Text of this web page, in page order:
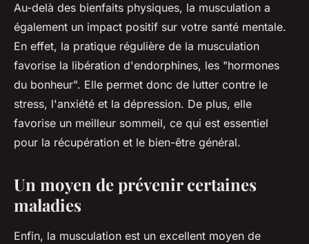
Au-delà des bienfaits physiques, la musculation a
également un impact positif sur votre santé mentale.
En effet, la pratique régulière de la musculation
favorise la libération d'endorphines, les "hormones
du bonheur". Elle permet donc de lutter contre le
stress, l'anxiété et la dépression. De plus, elle
favorise un meilleur sommeil, ce qui est essentiel
pour la récupération et le bien-être général.
Un moyen de prévenir certaines
maladies
Enfin, la musculation est un excellent moyen de